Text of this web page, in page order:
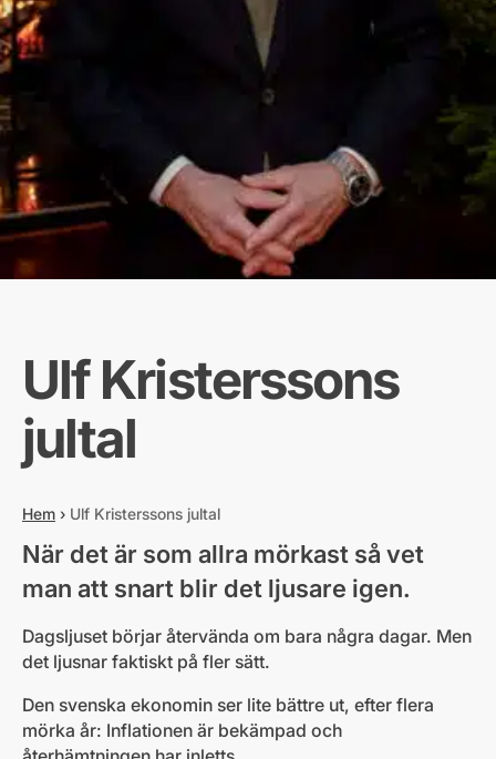
Ulf Kristerssons
jultal
Hem › Ulf Kristerssons jultal
När det är som allra mörkast så vet
man att snart blir det ljusare igen.
Dagsljuset börjar återvända om bara några dagar. Men
det ljusnar faktiskt på fler sätt.
Den svenska ekonomin ser lite bättre ut, efter flera
mörka år: Inflationen är bekämpad och